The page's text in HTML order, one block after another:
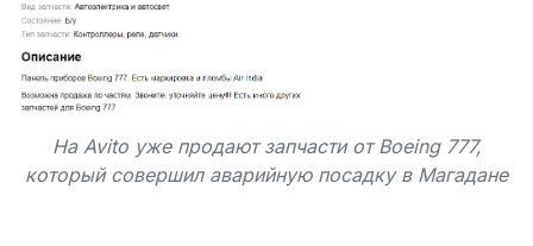
На Avito уже продают запчасти от Boeing 777,
который совершил аварийную посадку в Магадане